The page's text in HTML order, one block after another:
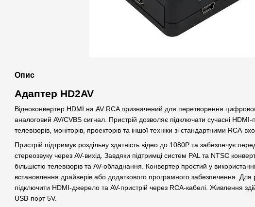
Опис
Адаптер HD2AV
Відеоконвертер HDMI на AV RCA призначений для перетворення
аналоговий AV/CVBS сигнал. Пристрій дозволяє підключати сучасні HDMI-
телевізорів, моніторів, проекторів та іншої техніки зі стандартними RCA-
Пристрій підтримує роздільну здатність відео до 1080P та забезпечує
стереозвуку через AV-вихід. Завдяки підтримці систем PAL та NTSC
більшістю телевізорів та AV-обладнання. Конвертер простий у
встановлення драйверів або додаткового програмного забезпечення. Для
підключити HDMI-джерело та AV-пристрій через RCA-кабелі. Живлення
USB-порт 5V.